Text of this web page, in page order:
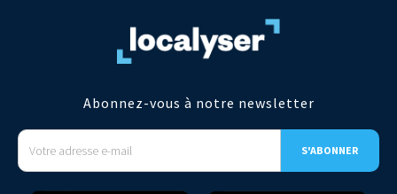
Abonnez-vous à notre newsletter